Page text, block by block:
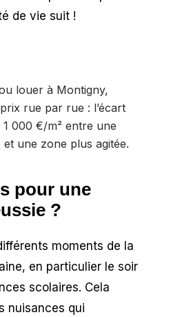
de vie suit !
louer à Montigny,
rue par rue : l’écart
1 000 €/m² entre une
et une zone plus agitée.
pour une
?
moments de la
en particulier le soir
scolaires. Cela
nuisances qui